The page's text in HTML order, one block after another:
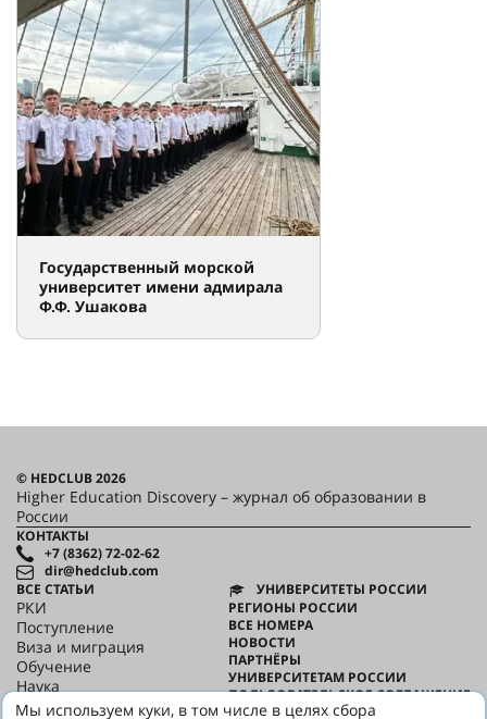
Государственный морской
университет имени адмирала
Ф.Ф. Ушакова
© HEDCLUB 2026
Higher Education Discovery – журнал об образовании в
России
КОНТАКТЫ
+7 (8362) 72-02-62
dir@hedclub.com
ВСЕ СТАТЬИ
РКИ
Поступление
Виза и миграция
Обучение
Наука
HED_people
УНИВЕРСИТЕТЫ РОССИИ
РЕГИОНЫ РОССИИ
ВСЕ НОМЕРА
НОВОСТИ
ПАРТНЁРЫ
УНИВЕРСИТЕТАМ РОССИИ
ПОЛЬЗОВАТЕЛЬСКОЕ СОГЛАШЕНИЕ
КОНФИДЕНЦИАЛЬНОСТЬ
Мы используем куки, в том числе в целях сбора